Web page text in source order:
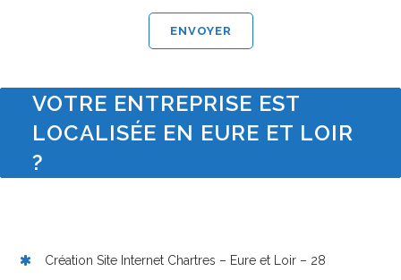
VOTRE ENTREPRISE EST
LOCALISÉE EN EURE ET LOIR
?
Création Site Internet Chartres – Eure et Loir – 28